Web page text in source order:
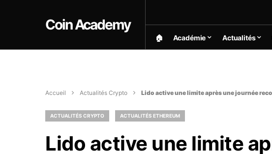
Coin Academy
🏠︎ Académie Actualités
Accueil Actualités Crypto Lido active une limite après une journée
ACTUALITÉS CRYPTO ACTUALITÉS ETHEREUM
Lido active une limite